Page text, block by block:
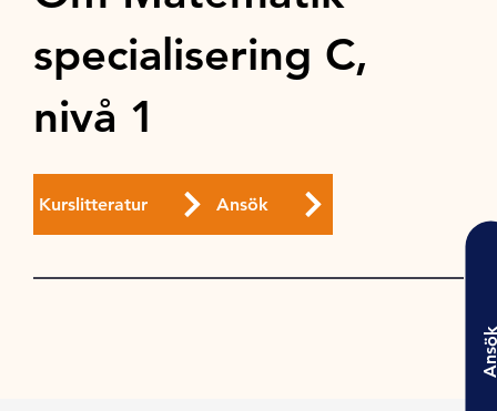
specialisering C,
nivå 1
Kurslitteratur Ansök